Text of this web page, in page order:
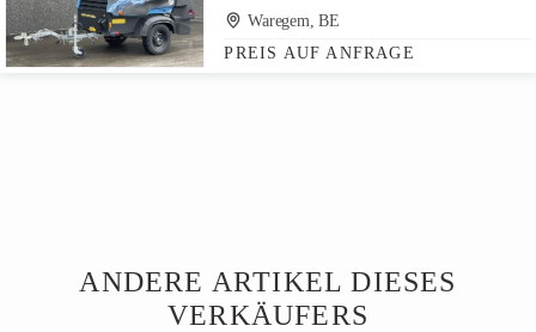
Waregem, BE
PREIS AUF ANFRAGE
ANDERE ARTIKEL DIESES
VERKÄUFERS